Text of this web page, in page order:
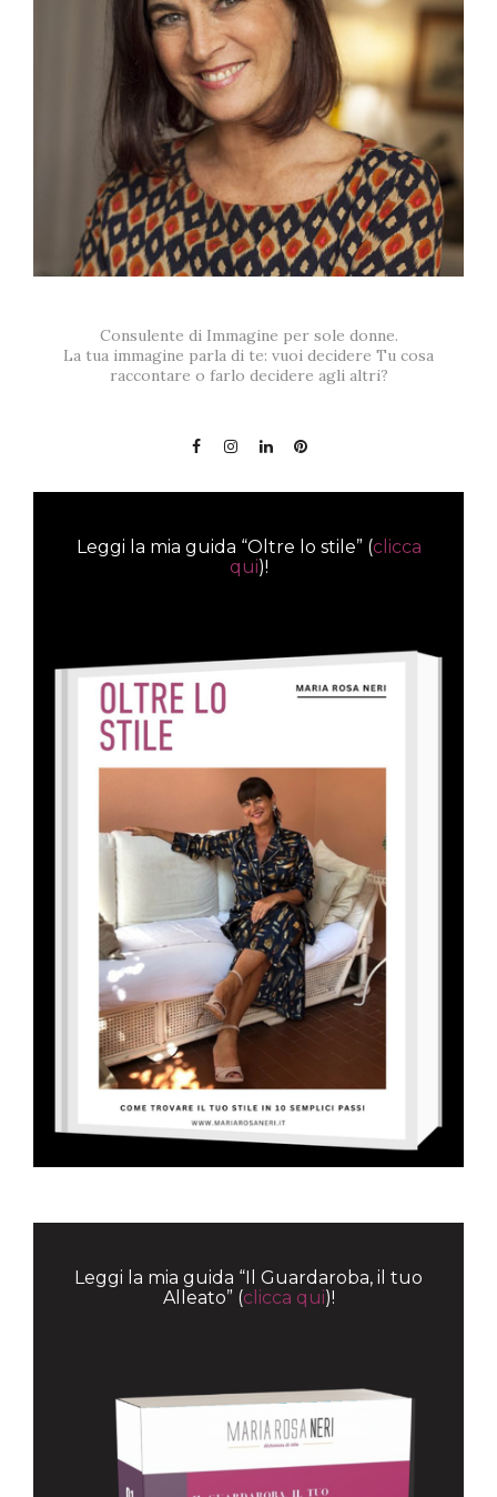
Consulente di Immagine per sole donne.
La tua immagine parla di te: vuoi decidere Tu cosa
raccontare o farlo decidere agli altri?
Leggi la mia guida “Oltre lo stile” (clicca
qui)!
Leggi la mia guida “Il Guardaroba, il tuo
Alleato” (clicca qui)!